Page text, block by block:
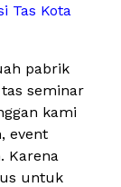
Tas Kota
pabrik
seminar
kami
event
Karena
untuk